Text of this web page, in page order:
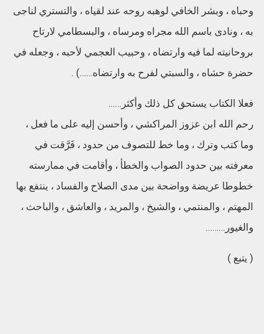
وحباه ، وبشر الخافي لوهبه روحه عند لقياه ، والتستري لناجى
به ، ونادى باسم الله مجراه ومرساه ، والبسطامي لارتاح
بروحانيته لما فيه وارتضاه ، وحبيب العجمي لأحبه ، وجعله في
حضرة حشاه ، والسبتي لفرح به وارتضاه……) .
فعلا الكتاب يستحق كل ذلك وأكثر……
رحم الله ابن عزوز المراكشي ، وأحسن إليه على ما فعل ،
وما كتب وترك ، وما خط للتصوف من حدود ، فَرَّقت في
معرفته بين حدود الصواب والخطأ ، وأقامت في ممارسته
خطوطا عريضة وواضحة بين مدى الصلاح والفساد ، ينتفع بها
المهتم ، والمنتمي ، والشيخ ، والمريد ، والعاشق ، والباحث ،
والغيور………
( يتبع )